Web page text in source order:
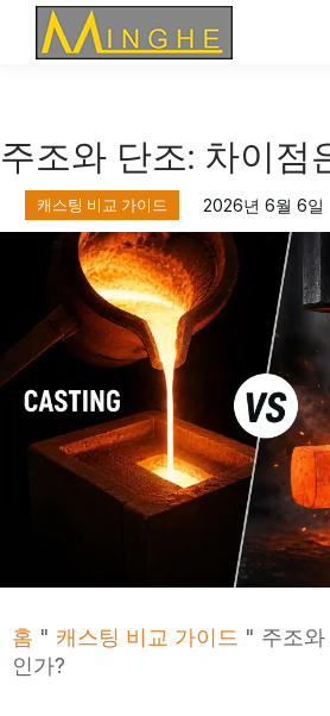
주조와 단조: 차이점
2026년 6월 6일
캐스팅 비교 가이드
홈 " 캐스팅 비교 가이드 " 주조
인가?